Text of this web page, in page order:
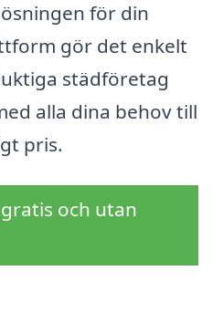
för din
gör det enkelt
städföretag
alla dina behov till
pris.
och utan